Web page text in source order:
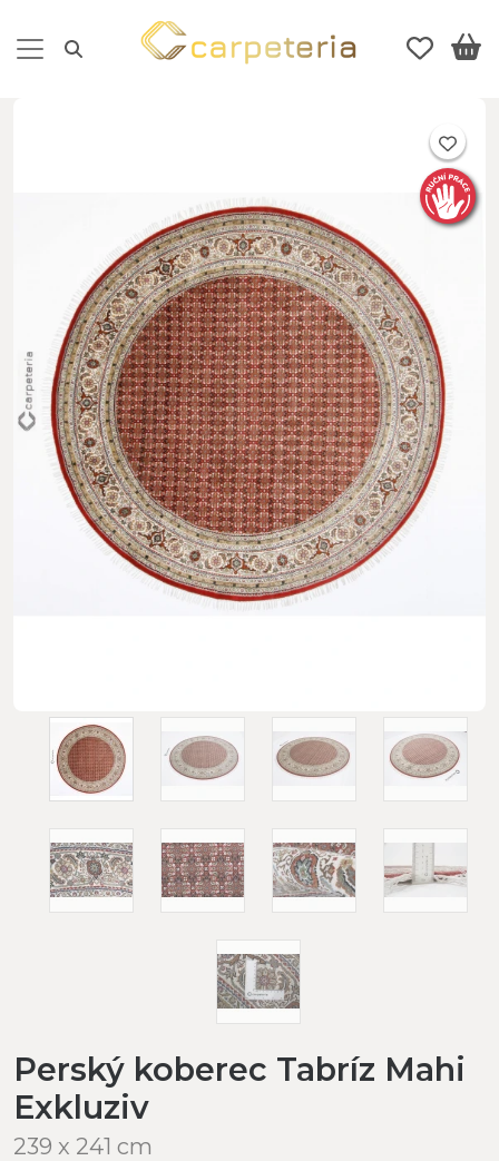
Perský koberec Tabríz Mahi
Exkluziv
239 x 241 cm